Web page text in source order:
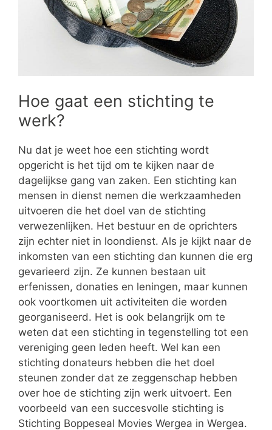
Hoe gaat een stichting te
werk?
Nu dat je weet hoe een stichting wordt
opgericht is het tijd om te kijken naar de
dagelijkse gang van zaken. Een stichting kan
mensen in dienst nemen die werkzaamheden
uitvoeren die het doel van de stichting
verwezenlijken. Het bestuur en de oprichters
zijn echter niet in loondienst. Als je kijkt naar de
inkomsten van een stichting dan kunnen die erg
gevarieerd zijn. Ze kunnen bestaan uit
erfenissen, donaties en leningen, maar kunnen
ook voortkomen uit activiteiten die worden
georganiseerd. Het is ook belangrijk om te
weten dat een stichting in tegenstelling tot een
vereniging geen leden heeft. Wel kan een
stichting donateurs hebben die het doel
steunen zonder dat ze zeggenschap hebben
over hoe de stichting zijn werk uitvoert. Een
voorbeeld van een succesvolle stichting is
Stichting Boppeseal Movies Wergea in Wergea.